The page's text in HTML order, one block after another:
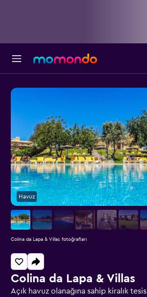
Colina da Lapa & Villas
Açık havuz olanağına sahip kiralık tesis
Havuz
Colina da Lapa & Villas fotoğrafları